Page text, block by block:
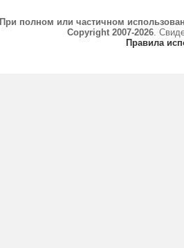
При полном или частичном
Copyright 2007-2026.
Правила